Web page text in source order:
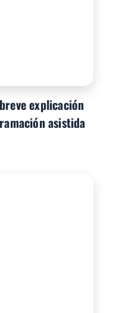
explicación
asistida